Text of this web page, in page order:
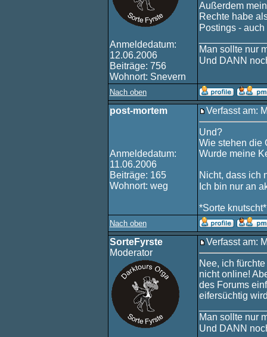
Anmeldedatum:
12.06.2006
Beiträge: 756
Wohnort: Snevern
Außerdem
Rechte habe
Postings -
Man sollte nur
Und DANN
Nach oben
post-mortem
Anmeldedatum:
11.06.2006
Beiträge: 165
Wohnort: weg
Verfasst am:
Und?
Wie stehen die
Wurde meine
Nicht, dass ich
Ich bin nur an
*Sorte knutscht*
Nach oben
SorteFyrste
Moderator
Verfasst am:
Nee, ich
nicht online!
des Forums
eifersüchtig
Man sollte nur
Und DANN